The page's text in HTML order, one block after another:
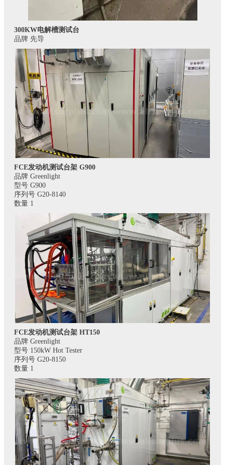
300KW电解槽测试台
品牌 先导
FCE发动机测试台架 G900
品牌 Greenlight
型号 G900
序列号 G20-8140
数量 1
FCE发动机测试台架 HT150
品牌 Greenlight
型号 150kW Hot Tester
序列号 G20-8150
数量 1